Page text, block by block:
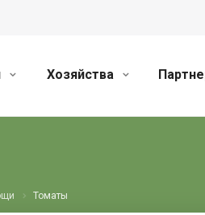
Хозяйства
Томаты